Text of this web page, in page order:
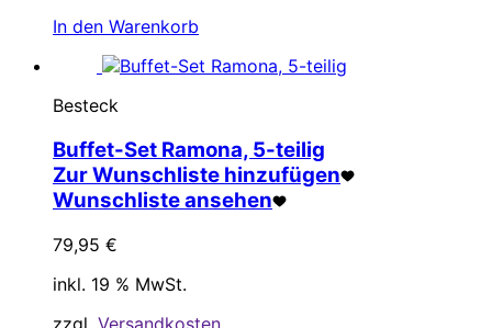
In den Warenkorb
Besteck
Buffet-Set Ramona, 5-teilig
Zur Wunschliste hinzufügen
Wunschliste ansehen
79,95 €
inkl. 19 % MwSt.
zzgl. Versandkosten